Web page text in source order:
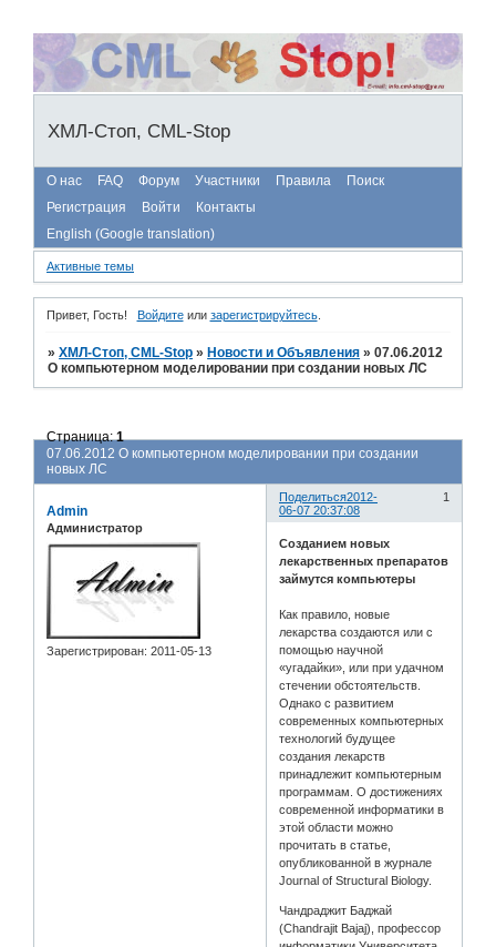
ХМЛ-Стоп, CML-Stop
О нас FAQ Форум Участники Правила
Поиск
Регистрация
Войти
Контакты
English (Google translation)
Активные темы
Привет, Гость! Войдитеили зарегистрируйтесь.
»ХМЛ-Стоп, CML-Stop » Новости и Объявления »07.06.2012
О компьютерном моделировании при создании новых ЛС
07.06.2012 О компьютерном моделировании при создании
новых ЛС
Страница:1
Поделиться 1
2012-
06-07 20:37:08
Admin
Администратор
Зарегистрирован: 2011-05-13
Созданием новых
лекарственных препаратов
займутся компьютеры
Как правило, новые
лекарства создаются или с
помощью научной
«угадайки», или при удачном
стечении обстоятельств.
Однако с развитием
современных компьютерных
технологий будущее
создания лекарств
принадлежит компьютерным
программам. О достижениях
современной информатики в
этой области можно
прочитать в статье,
опубликованной в журнале
Journal of Structural Biology.
Чандраджит Баджай
(Chandrajit Bajaj), профессор